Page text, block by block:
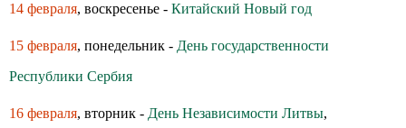
14 февраля, воскресенье - Китайский Новый год
15 февраля, понедельник - День государственности
Республики Сербия
16 февраля, вторник - День Независимости Литвы,